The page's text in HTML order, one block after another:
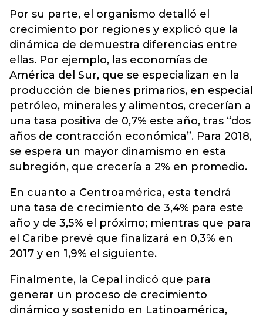
Por su parte, el organismo detalló el
crecimiento por regiones y explicó que la
dinámica de demuestra diferencias entre
ellas. Por ejemplo, las economías de
América del Sur, que se especializan en la
producción de bienes primarios, en especial
petróleo, minerales y alimentos, crecerían a
una tasa positiva de 0,7% este año, tras “dos
años de contracción económica”. Para 2018,
se espera un mayor dinamismo en esta
subregión, que crecería a 2% en promedio.
En cuanto a Centroamérica, esta tendrá
una tasa de crecimiento de 3,4% para este
año y de 3,5% el próximo; mientras que para
el Caribe prevé que finalizará en 0,3% en
2017 y en 1,9% el siguiente.
Finalmente, la Cepal indicó que para
generar un proceso de crecimiento
dinámico y sostenido en Latinoamérica,